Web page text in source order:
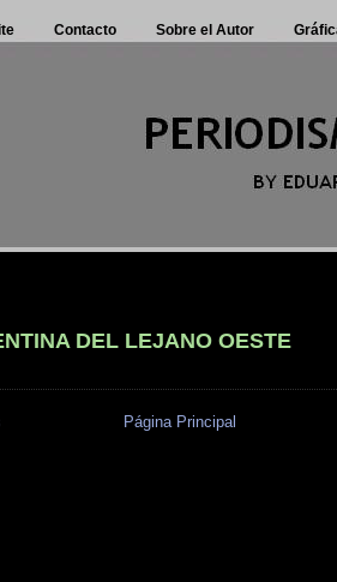
Contacto Sobre el Autor
DEL LEJANO OESTE
Página Principal